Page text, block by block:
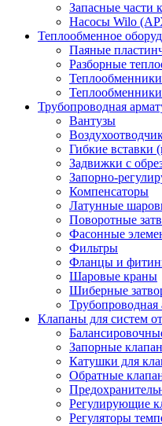
Запасные части
Насосы Wilo
Теплообменное
Паяные
Разборные
Трубопроводная
Вантузы
Гибкие вставки
Задвижки с
Запорно-
Компенсаторы
Латунные
Поворотные
Фасонные
Фильтры
Фланцы и
Шаровые краны
Шиберные
Клапаны для систем
Запорные
Катушки для
Обратные
Регулирующие
Регуляторы